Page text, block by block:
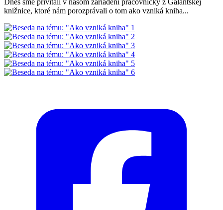
knižnice, ktoré nám porozprávali o tom ako vzniká kniha...